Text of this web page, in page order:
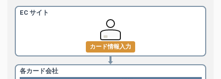
EC サイト
カード情報入力
各カード会社